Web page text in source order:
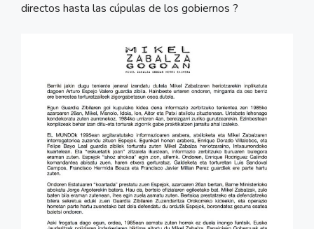
directos hasta las cúpulas de los gobiernos ?